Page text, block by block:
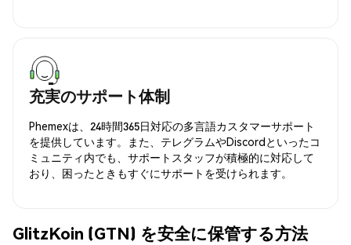
充実のサポート体制
Phemexは、24時間365日対応の多言語カスタマーサポート
を提供しています。また、テレグラムやDiscordといったコ
ミュニティ内でも、サポートスタッフが積極的に対応して
おり、困ったときもすぐにサポートを受けられます。
GlitzKoin (GTN) を安全に保管する方法